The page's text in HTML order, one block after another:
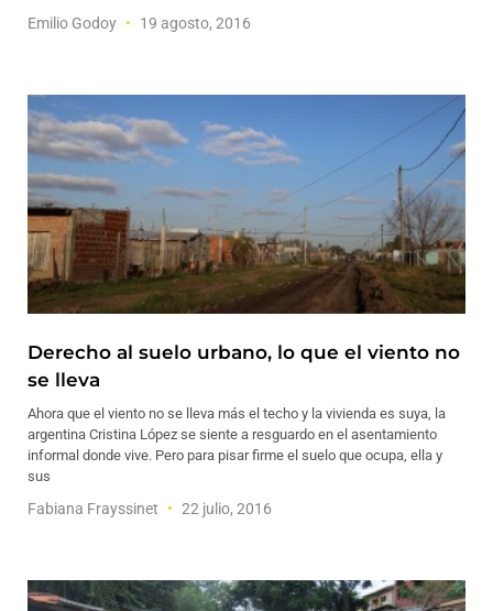
Emilio Godoy 19 agosto, 2016
Derecho al suelo urbano, lo que el viento no
se lleva
Ahora que el viento no se lleva más el techo y la vivienda es suya, la
argentina Cristina López se siente a resguardo en el asentamiento
informal donde vive. Pero para pisar firme el suelo que ocupa, ella y
sus
Fabiana Frayssinet 22 julio, 2016